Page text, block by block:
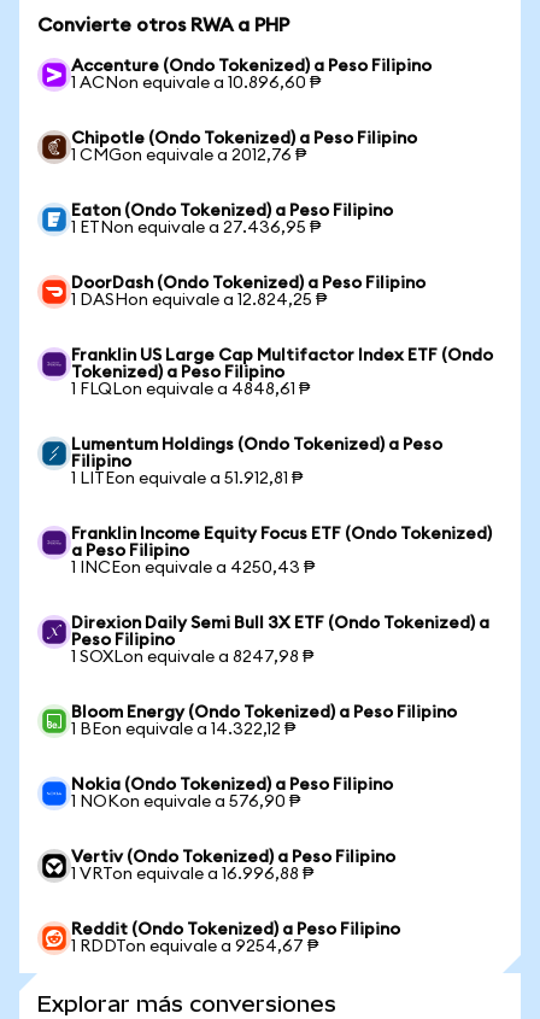
Convierte otros RWA a PHP
Accenture (Ondo Tokenized) a Peso Filipino
1 ACNon equivale a 10.896,60 ₱
Chipotle (Ondo Tokenized) a Peso Filipino
1 CMGon equivale a 2012,76 ₱
Eaton (Ondo Tokenized) a Peso Filipino
1 ETNon equivale a 27.436,95 ₱
DoorDash (Ondo Tokenized) a Peso Filipino
1 DASHon equivale a 12.824,25 ₱
Franklin US Large Cap Multifactor Index ETF (Ondo
Tokenized) a Peso Filipino
1 FLQLon equivale a 4848,61 ₱
Lumentum Holdings (Ondo Tokenized) a Peso
Filipino
1 LITEon equivale a 51.912,81 ₱
Franklin Income Equity Focus ETF (Ondo Tokenized)
a Peso Filipino
1 INCEon equivale a 4250,43 ₱
Direxion Daily Semi Bull 3X ETF (Ondo Tokenized) a
Peso Filipino
1 SOXLon equivale a 8247,98 ₱
Bloom Energy (Ondo Tokenized) a Peso Filipino
1 BEon equivale a 14.322,12 ₱
Nokia (Ondo Tokenized) a Peso Filipino
1 NOKon equivale a 576,90 ₱
Vertiv (Ondo Tokenized) a Peso Filipino
1 VRTon equivale a 16.996,88 ₱
Reddit (Ondo Tokenized) a Peso Filipino
1 RDDTon equivale a 9254,67 ₱
Explorar más conversiones